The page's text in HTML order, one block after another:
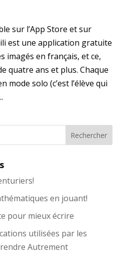
sur l’App Store et sur
est une application gratuite
imagés en français, et ce,
quatre ans et plus. Chaque
mode solo (c’est l’élève qui
en jouant!
pour mieux écrire
utilisées par les
Autrement